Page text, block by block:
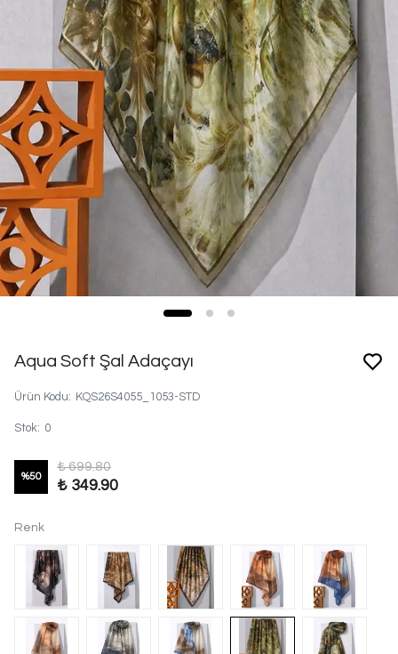
Aqua Soft Şal Adaçayı
Ürün Kodu: KQS26S4055_1053-STD
Stok: 0
%50
₺ 699.80
₺ 349.90
Renk